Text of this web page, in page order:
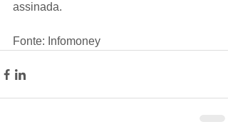
assinada.
Fonte: Infomoney